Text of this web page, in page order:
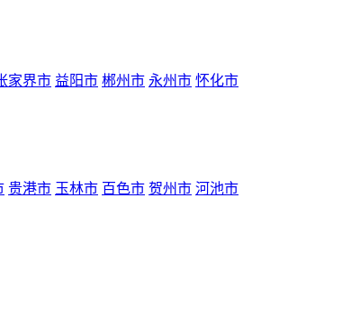
家界市 益阳市 郴州市 永州市 怀化市
贵港市 玉林市 百色市 贺州市 河池市